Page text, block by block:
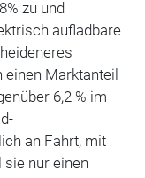
zu und
aufladbare
einen Marktanteil
6,2 % im
an Fahrt, mit
sie nur einen